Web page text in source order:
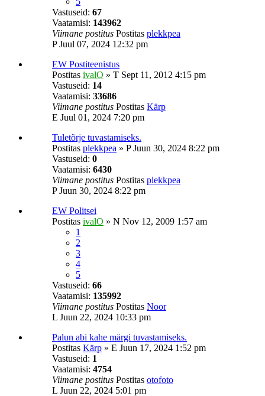
Vastuseid: 67
Vaatamisi: 143962
Viimane postitus Postitas plekkpea
P Juul 07, 2024 12:32 pm
EW Postiteenistus
Postitas ivalO » T Sept 11, 2012 4:15 pm
Vastuseid: 14
Vaatamisi: 33686
Viimane postitus Postitas Kärp
E Juul 01, 2024 7:20 pm
Tuletõrje tuvastamiseks.
Postitas plekkpea » P Juun 30, 2024 8:22 pm
Vastuseid: 0
Vaatamisi: 6430
Viimane postitus Postitas plekkpea
P Juun 30, 2024 8:22 pm
EW Politsei
Postitas ivalO » N Nov 12, 2009 1:57 am
1
2
3
4
5
Vastuseid: 66
Vaatamisi: 135992
Viimane postitus Postitas Noor
L Juun 22, 2024 10:33 pm
Palun abi kahe märgi tuvastamiseks.
Postitas Kärp » E Juun 17, 2024 1:52 pm
Vastuseid: 1
Vaatamisi: 4754
Viimane postitus Postitas otofoto
L Juun 22, 2024 5:01 pm